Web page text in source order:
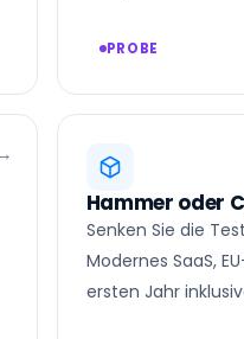
PROBE
Hammer oder
Senken Sie die
Modernes SaaS,
ersten Jahr